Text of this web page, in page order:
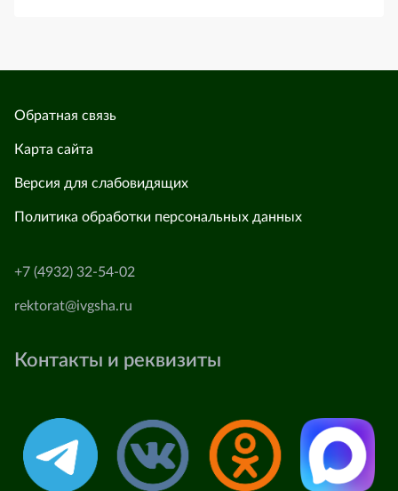
Обратная связь
Карта сайта
Версия для слабовидящих
Политика обработки персональных данных
+7 (4932) 32-54-02
rektorat@ivgsha.ru
Контакты и реквизиты